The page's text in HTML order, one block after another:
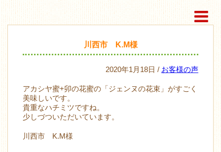
川西市 K.M様
2020年1月18日 / お客様の声
アカシヤ蜜+卯の花蜜の「ジェンヌの花束」がすごく
美味しいです。
貴重なハチミツですね。
少しづついただいています。
川西市 K.M様